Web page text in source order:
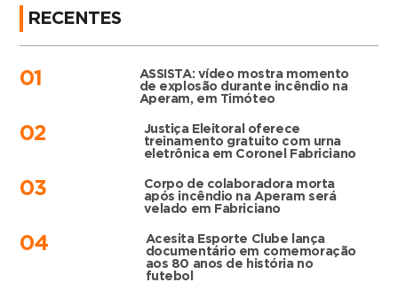
RECENTES
01
ASSISTA: vídeo mostra momento
de explosão durante incêndio na
Aperam, em Timóteo
02
Justiça Eleitoral oferece
treinamento gratuito com urna
eletrônica em Coronel Fabriciano
03
Corpo de colaboradora morta
após incêndio na Aperam será
velado em Fabriciano
04
Acesita Esporte Clube lança
documentário em comemoração
aos 80 anos de história no
futebol